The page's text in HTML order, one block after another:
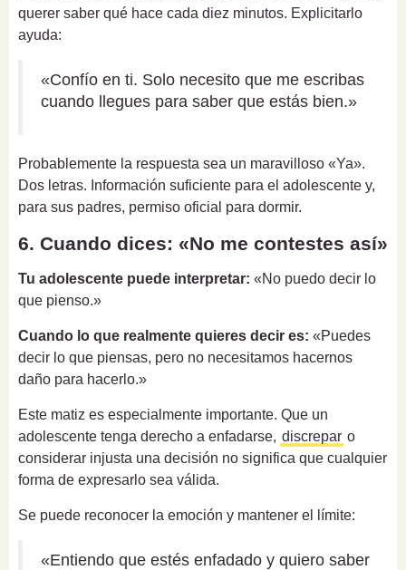
querer saber qué hace cada diez minutos. Explicitarlo
ayuda:
«Confío en ti. Solo necesito que me escribas
cuando llegues para saber que estás bien.»
Probablemente la respuesta sea un maravilloso «Ya».
Dos letras. Información suficiente para el adolescente y,
para sus padres, permiso oficial para dormir.
6. Cuando dices: «No me contestes así»
Tu adolescente puede interpretar: «No puedo decir lo
que pienso.»
Cuando lo que realmente quieres decir es: «Puedes
decir lo que piensas, pero no necesitamos hacernos
daño para hacerlo.»
Este matiz es especialmente importante. Que un
adolescente tenga derecho a enfadarse, discrepar o
considerar injusta una decisión no significa que cualquier
forma de expresarlo sea válida.
Se puede reconocer la emoción y mantener el límite:
«Entiendo que estés enfadado y quiero saber